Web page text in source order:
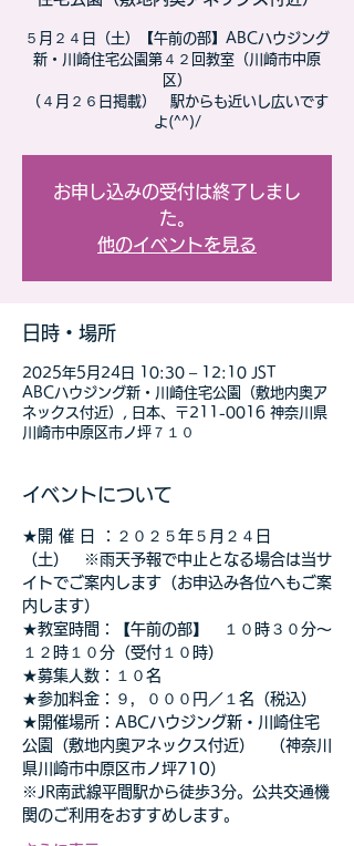
５月２４日（土）【午前の部】ABCハウジング
新・川崎住宅公園第４２回教室（川崎市中原
区）
（４月２６日掲載） 駅からも近いし広いです
よ(^^)/
お申し込みの受付は終了しまし
た。
他のイベントを見る
日時・場所
2025年5月24日 10:30 – 12:10 JST
ABCハウジング新・川崎住宅公園（敷地内奥ア
ネックス付近）, 日本、〒211-0016 神奈川県
川崎市中原区市ノ坪７１０
イベントについて
★開 催 日 ：２０２５年５月２４日
（土）　※雨天予報で中止となる場合は当サ
イトでご案内します（お申込み各位へもご案
内します）
★教室時間：【午前の部】　１０時３０分～
１２時１０分（受付１０時）
★募集人数：１０名
★参加料金：９，０００円／１名（税込）
★開催場所：ABCハウジング新・川崎住宅
公園（敷地内奥アネックス付近）　（神奈川
県川崎市中原区市ノ坪710）
※JR南武線平間駅から徒歩3分。公共交通機
関のご利用をおすすめします。